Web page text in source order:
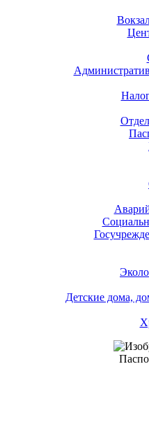
Детские дома,